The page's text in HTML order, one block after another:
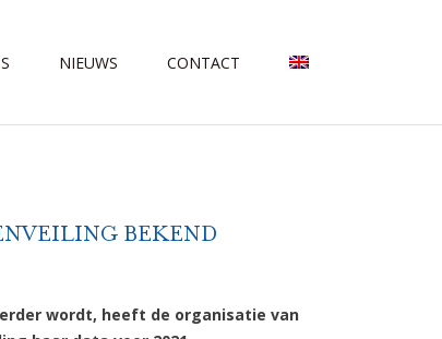
NIEUWS CONTACT
BEKEND
wordt, heeft de organisatie van